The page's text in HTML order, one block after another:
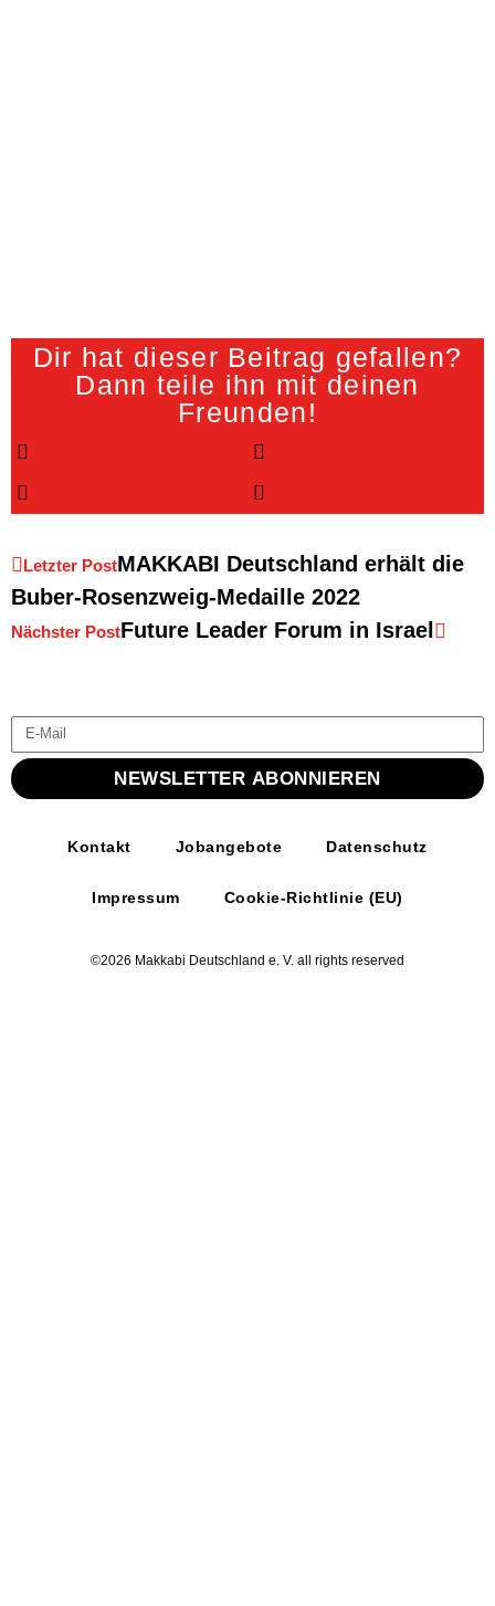
Dir hat dieser Beitrag gefallen?
Dann teile ihn mit deinen
Freunden!
Letzter PostMAKKABI Deutschland erhält die
Buber-Rosenzweig-Medaille 2022
Nächster PostFuture Leader Forum in Israel
NEWSLETTER ABONNIEREN
©2026 Makkabi Deutschland e. V. all rights reserved
Kontakt Jobangebote Datenschutz
Impressum Cookie-Richtlinie (EU)